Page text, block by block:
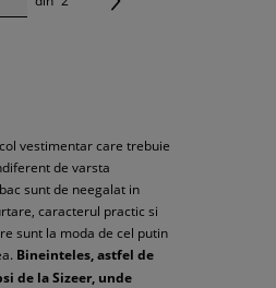
vestimentar care trebuie
de varsta
sunt de neegalat in
caracterul practic si
sunt la moda de cel putin
Bineinteles, astfel de
de la Sizeer, unde